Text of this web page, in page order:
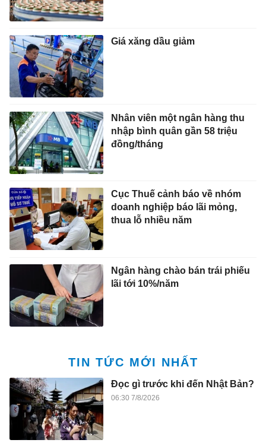
Giá xăng dầu giảm
Nhân viên một ngân hàng thu
nhập bình quân gần 58 triệu
đồng/tháng
Cục Thuế cảnh báo về nhóm
doanh nghiệp báo lãi mỏng,
thua lỗ nhiều năm
Ngân hàng chào bán trái phiếu
lãi tới 10%/năm
TIN TỨC MỚI NHẤT
Đọc gì trước khi đến Nhật Bản?
06:30 7/8/2026